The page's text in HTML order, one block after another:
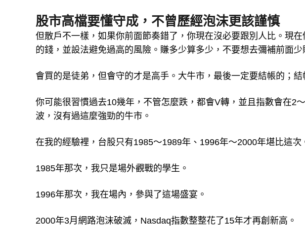
股市高檔要懂守成，不曾歷經泡沫更該謹慎
但散戶不一樣，如果你前面節奏錯了，你現在沒必要跟別人比。現
的錢，並設法避免過高的風險。賺多少算多少，不要想去彌補前面少
會買的是徒弟，但會守的才是高手。大牛市，最後一定要結帳的；結
你可能很習慣過去10幾年，不管怎麼跌，都會V轉，並且指數會在2
波，沒有過這麼強勁的牛市。
在我的經驗裡，台股只有1985～1989年、1996年～2000年堪比這次
1985年那次，我只是場外觀戰的學生。
1996年那次，我在場內，參與了這場盛宴。
2000年3月網路泡沫破滅，Nasdaq指數整整花了15年才再創新高。